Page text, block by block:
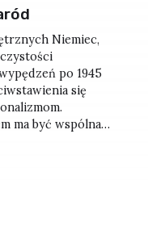
Niemiec,
po 1945
się
ma być wspólna
narodowe